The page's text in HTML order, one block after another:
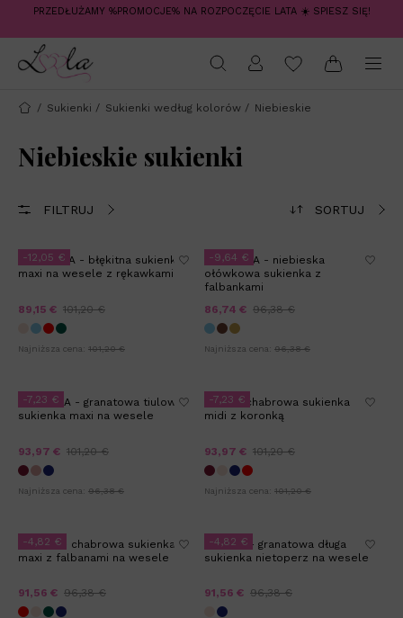
PRZEDŁUŻAMY %PROMOCJE% NA ROZPOCZĘCIE LATA ☀️ SPIESZ SIĘ!
/ Sukienki / Sukienki według kolorów / Niebieskie
Niebieskie sukienki
FILTRUJ SORTUJ
EMERALDA - błękitna sukienka
maxi na wesele z rękawkami
89,15 € 101,20 €
Najniższa cena: 101,20 €
-12,05 €
ROCHELLA - niebieska
ołówkowa sukienka z
falbankami
86,74 € 96,38 €
Najniższa cena: 96,38 €
-9,64 €
PRISCILLA - granatowa tiulowa
sukienka maxi na wesele
93,97 € 101,20 €
Najniższa cena: 96,38 €
-7,23 €
AFIYA - chabrowa sukienka
midi z koronką
93,97 € 101,20 €
Najniższa cena: 101,20 €
-7,23 €
BALLEA - chabrowa sukienka
maxi z falbanami na wesele
91,56 € 96,38 €
-4,82 €
LAYONA - granatowa długa
sukienka nietoperz na wesele
91,56 € 96,38 €
-4,82 €